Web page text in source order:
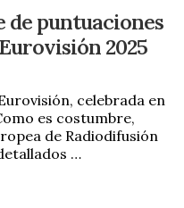
de puntuaciones
2025
celebrada en
es costumbre,
de Radiodifusión
…